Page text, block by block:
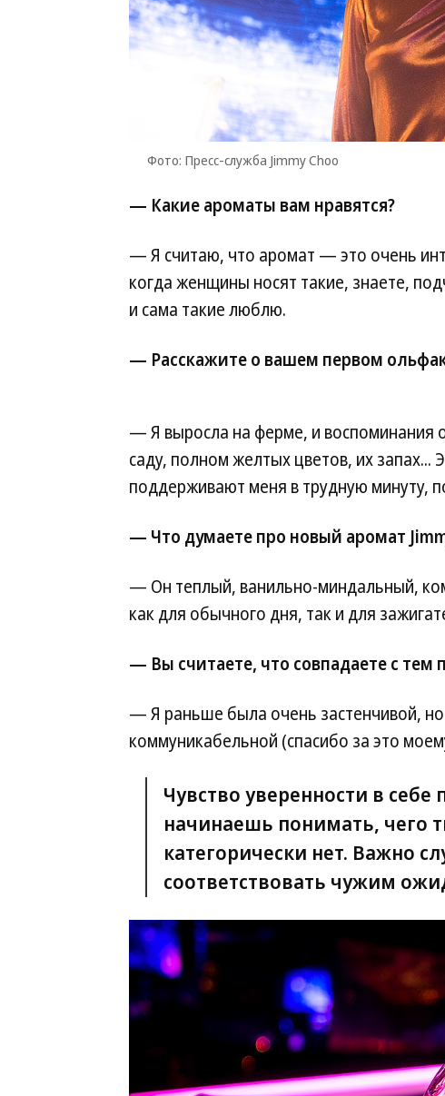
Фото: Пресс-служба Jimmy Choo
— Какие ароматы вам нравятся?
— Я считаю, что аромат — это очень
когда женщины носят такие, знаете,
и сама такие люблю.
— Расскажите о вашем первом
— Я выросла на ферме, и воспоминания
саду, полном желтых цветов, их запах...
поддерживают меня в трудную минуту,
— Что думаете про новый аромат
— Он теплый, ванильно-миндальный,
как для обычного дня, так и для
— Вы считаете, что совпадаете с
— Я раньше была очень застенчивой,
коммуникабельной (спасибо за это
Чувство уверенности в
начинаешь понимать, чего
категорически нет. Важно
соответствовать чужим